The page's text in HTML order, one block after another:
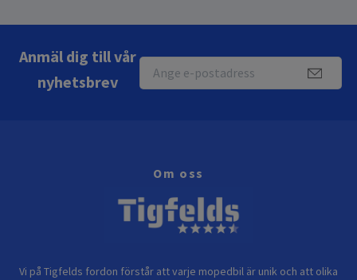
Anmäl dig till vår
nyhetsbrev
Om oss
Vi på Tigfelds fordon förstår att varje mopedbil är unik och att olika